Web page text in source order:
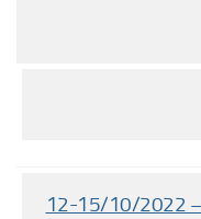
12-15/10/2022 –